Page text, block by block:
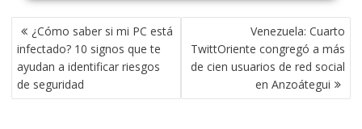
NAVEGACIÓN
DE
ENTRADAS
¿Cómo saber si mi PC está
infectado? 10 signos que te
ayudan a identificar riesgos
de seguridad
Venezuela: Cuarto
TwittOriente congregó a más
de cien usuarios de red social
en Anzoátegui